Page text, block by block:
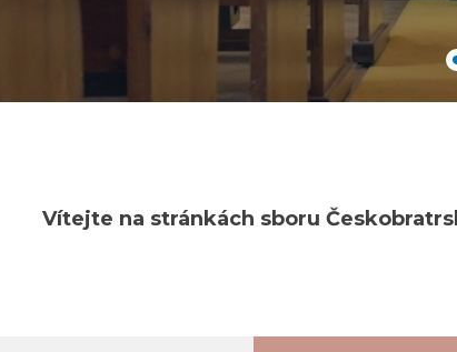
Vítejte na stránkách sboru